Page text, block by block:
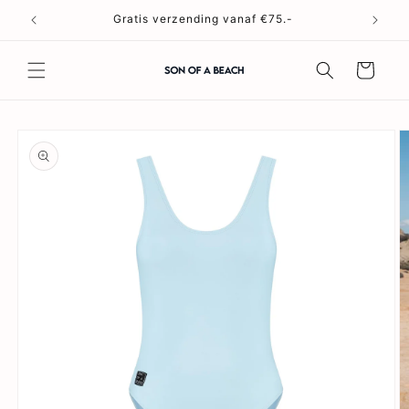
naar de
Gratis verzending vanaf €75.-
Winkelwagen